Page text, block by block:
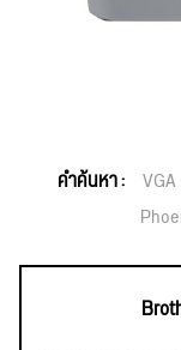
คำค้นหา : VGA